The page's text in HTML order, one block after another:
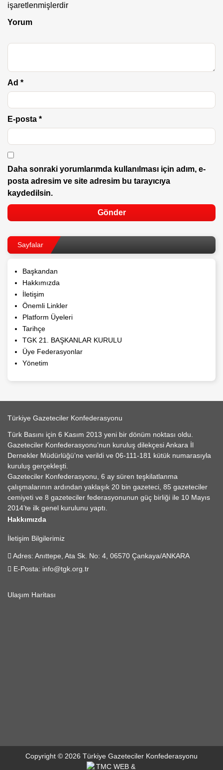
işaretlenmişlerdir
Yorum
Ad *
E-posta *
Daha sonraki yorumlarımda kullanılması için adım, e-
posta adresim ve site adresim bu tarayıcıya
kaydedilsin.
Sayfalar
Başkandan
Hakkımızda
İletişim
Önemli Linkler
Platform Üyeleri
Tarihçe
TGK 21. BAŞKANLAR KURULU
Üye Federasyonlar
Yönetim
Türkiye Gazeteciler Konfederasyonu
Türk Basını için 6 Kasım 2013 yeni bir dönüm noktası oldu.
Gazeteciler Konfederasyonu’nun kuruluş dilekçesi Ankara İl
Dernekler Müdürlüğü’ne verildi ve 06-111-181 kütük numarasıyla
kuruluş gerçekleşti.
Gazeteciler Konfederasyonu, 6 ay süren teşkilatlanma
çalışmalarının ardından yaklaşık 20 bin gazeteci, 85 gazeteciler
cemiyeti ve 8 gazeteciler federasyonunun güç birliği ile 10 Mayıs
2014’te ilk genel kurulunu yaptı.
Hakkımızda
İletişim Bilgilerimiz
Adres: Anıttepe, Ata Sk. No: 4, 06570 Çankaya/ANKARA
E-Posta: info@tgk.org.tr
Ulaşım Haritası
Copyright © 2026 Türkiye Gazeteciler Konfederasyonu